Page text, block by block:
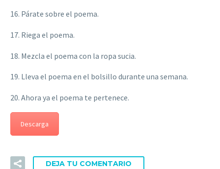
16. Párate sobre el poema.
17. Riega el poema.
18. Mezcla el poema con la ropa sucia.
19. Lleva el poema en el bolsillo durante una semana.
20. Ahora ya el poema te pertenece.
Descarga
DEJA TU COMENTARIO